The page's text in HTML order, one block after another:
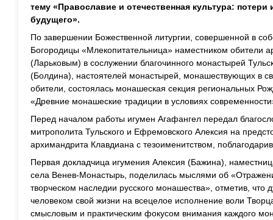
тему «Православие и отечественная культура:
будущего».
По завершении Божественной литургии, совершенной в
Богородицы «Млекопитательница» наместником обители
(Ларьковым) в сослужении благочинного монастырей
(Болдина), настоятелей монастырей, монашествующих в
обители, состоялась монашеская секция региональных
«Древние монашеские традиции в условиях
Перед началом работы игумен Агафангел передал
митрополита Тульского и Ефремовского Алексия на
архимандрита Клавдиана с тезоименитством,
Первая докладчица игумения Алексия (Бажина),
села Венев-Монастырь, поделилась мыслями об
творческом наследии русского монашества», отметив, что
человеком свой жизни на всецелое исполнение воли
смысловым и практическим фокусом внимания каждого